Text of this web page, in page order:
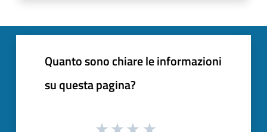
Quanto sono chiare le informazioni
su questa pagina?